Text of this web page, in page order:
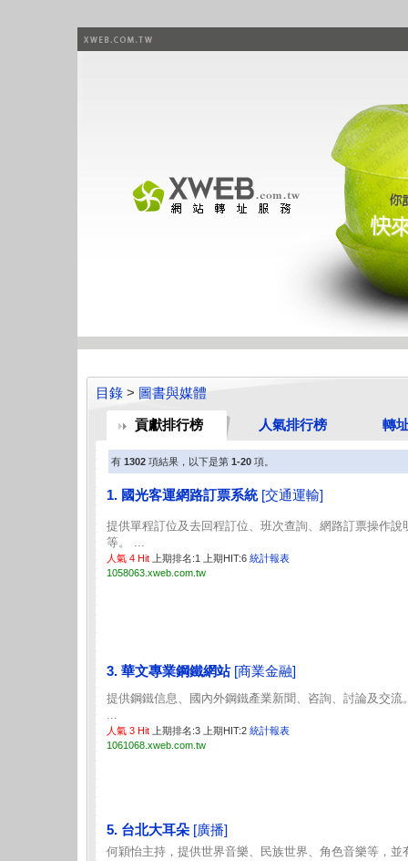
目錄 > 圖書與媒體
貢獻排行榜 人氣排行榜 轉
有 1302 項結果，以下是第 1-20 項。
1. 國光客運網路訂票系統 [交通運輸]
提供單程訂位及去回程訂位、班次查詢、網路訂票操作說
等。 ...
人氣 4 Hit 上期排名:1 上期HIT:6 統計報表
1058063.xweb.com.tw
3. 華文專業鋼鐵網站 [商業金融]
提供鋼鐵信息、國內外鋼鐵產業新聞、咨詢、討論及交流
...
人氣 3 Hit 上期排名:3 上期HIT:2 統計報表
1061068.xweb.com.tw
5. 台北大耳朵 [廣播]
何穎怡主持，提供世界音樂、民族世界、角色音樂等，並